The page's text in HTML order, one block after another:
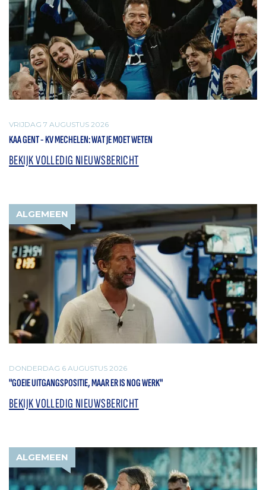
VRIJDAG 7 AUGUSTUS 2026
KAA GENT - KV MECHELEN: WAT JE MOET WETEN
BEKIJK VOLLEDIG NIEUWSBERICHT
ALGEMEEN
DONDERDAG 6 AUGUSTUS 2026
"GOEIE UITGANGSPOSITIE, MAAR ER IS NOG WERK"
BEKIJK VOLLEDIG NIEUWSBERICHT
ALGEMEEN